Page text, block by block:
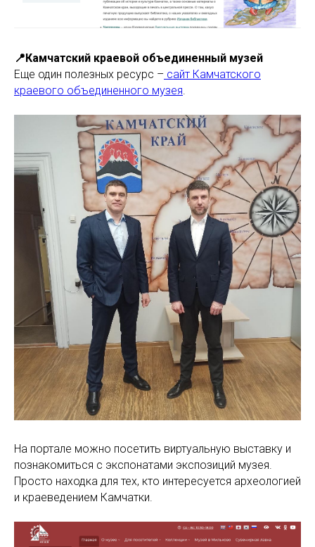
📍Камчатский краевой объединенный музей
Еще один полезных ресурс – сайт Камчатского
краевого объединенного музея
На портале можно посетить виртуальную выставку и
познакомиться с экспонатами экспозиций музея.
Просто находка для тех, кто интересуется археологией
и краеведением Камчатки.